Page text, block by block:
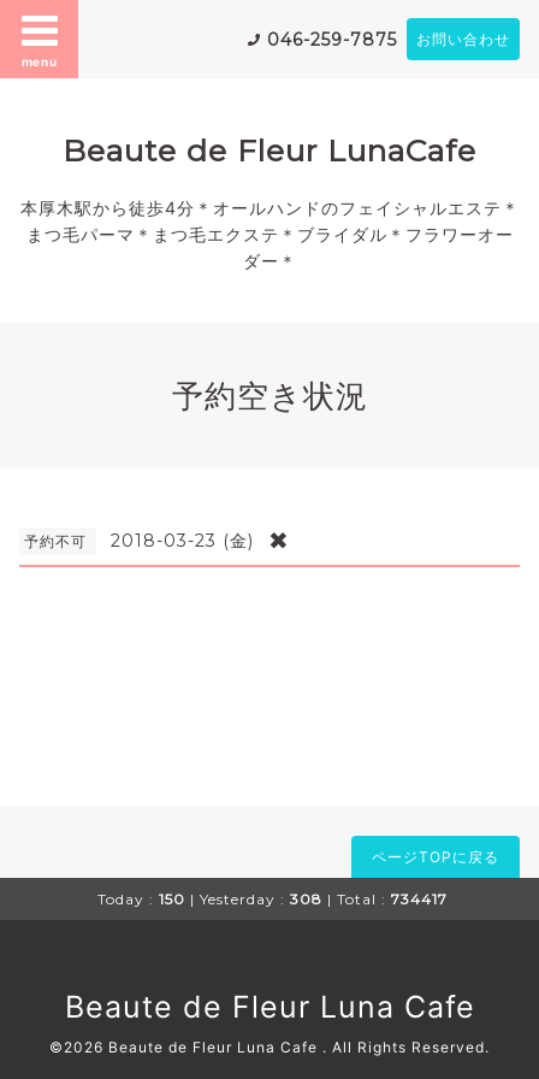
menu
046-259-7875 お問い合わせ
Beaute de Fleur LunaCafe
本厚木駅から徒歩4分＊オールハンドのフェイシャルエステ＊
まつ毛パーマ＊まつ毛エクステ＊ブライダル＊フラワーオー
ダー＊
予約空き状況
予約不可 2018-03-23 (金) ✖
ページTOPに戻る
Today : 150 | Yesterday : 308 | Total : 734417
Beaute de Fleur Luna Cafe
©2026 Beaute de Fleur Luna Cafe . All Rights Reserved.